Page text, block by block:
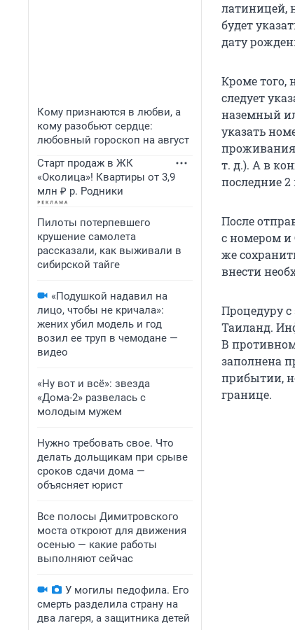
Кому признаются в любви, а
кому разобьют сердце:
любовный гороскоп на август
Старт продаж в ЖК
«Околица»! Квартиры от 3,9
млн ₽ р. Родники
Пилоты потерпевшего
крушение самолета
рассказали, как выживали в
сибирской тайге
«Подушкой надавил на
лицо, чтобы не кричала»:
жених убил модель и год
возил ее труп в чемодане —
видео
«Ну вот и всё»: звезда
«Дома-2» развелась с
молодым мужем
Нужно требовать свое. Что
делать дольщикам при срыве
сроков сдачи дома —
объясняет юрист
Все полосы Димитровского
моста откроют для движения
осенью — какие работы
выполняют сейчас
У могилы педофила. Его
смерть разделила страну на
два лагеря, а защитника детей
латиницей,
будет
дату
Кроме того,
следует
наземный
указать
проживания
т. д.). А в
последние 2
После
с номером и
же
внести
Процедуру
Таиланд.
В
заполнена
прибытии,
границе.